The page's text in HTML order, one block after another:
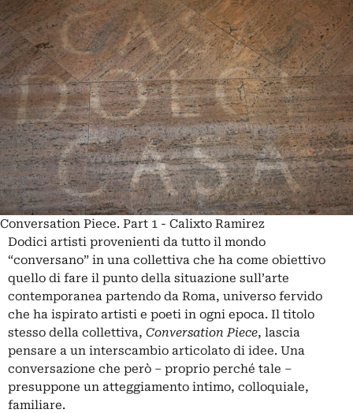
Conversation Piece. Part 1 - Calixto Ramirez
Dodici artisti provenienti da tutto il mondo
“conversano” in una collettiva che ha come obiettivo
quello di fare il punto della situazione sull’arte
contemporanea partendo da Roma, universo fervido
che ha ispirato artisti e poeti in ogni epoca. Il titolo
stesso della collettiva, Conversation Piece, lascia
pensare a un interscambio articolato di idee. Una
conversazione che però – proprio perché tale –
presuppone un atteggiamento intimo, colloquiale,
familiare.